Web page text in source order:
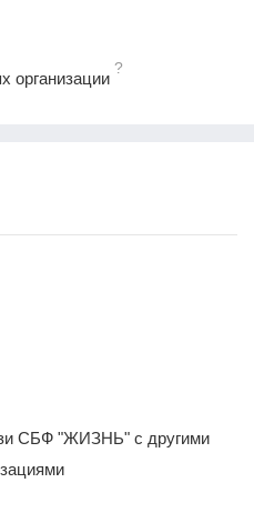
организации
?
СБФ "ЖИЗНЬ" с другими